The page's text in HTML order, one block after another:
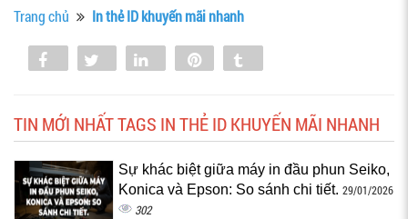
Trang chủ In thẻ ID khuyến mãi nhanh
Share Tweet Share
TIN MỚI NHẤT TAGS IN THẺ ID KHUYẾN MÃI NHANH
Sự khác biệt giữa máy in đầu phun Seiko,
Konica và Epson: So sánh chi tiết. 29/01/2026
302